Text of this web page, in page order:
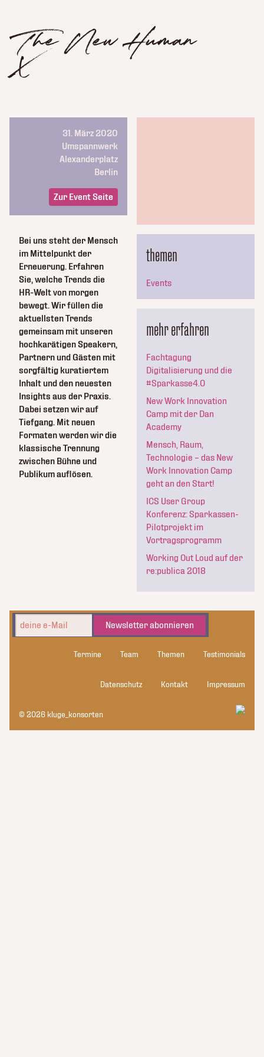
The New Human
X
31. März 2020
Umspannwerk
Alexanderplatz
Berlin
Zur Event Seite
Bei uns steht der Mensch
im Mittelpunkt der
Erneuerung. Erfahren
Sie, welche Trends die
HR-Welt von morgen
bewegt. Wir füllen die
aktuellsten Trends
gemeinsam mit unseren
hochkarätigen Speakern,
Partnern und Gästen mit
sorgfältig kuratiertem
Inhalt und den neuesten
Insights aus der Praxis.
Dabei setzen wir auf
Tiefgang. Mit neuen
Formaten werden wir die
klassische Trennung
zwischen Bühne und
Publikum auflösen.
themen
Events
mehr erfahren
Fachtagung
Digitalisierung und die
#Sparkasse4.0
New Work Innovation
Camp mit der Dan
Academy
Mensch, Raum,
Technologie – das New
Work Innovation Camp
geht an den Start!
ICS User Group
Konferenz: Sparkassen-
Pilotprojekt im
Vortragsprogramm
Working Out Loud auf der
re:publica 2018
Newsletter abonnieren
Termine Team Themen Testimonials
Datenschutz Kontakt Impressum
© 2026 kluge_konsorten